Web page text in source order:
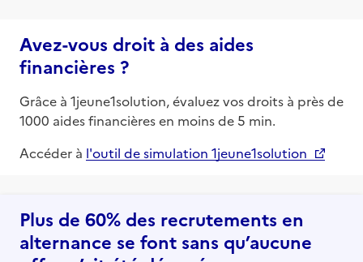
Avez-vous droit à des aides
financières ?
Grâce à 1jeune1solution, évaluez vos droits à près de
1000 aides financières en moins de 5 min.
Accéder à l'outil de simulation 1jeune1solution
Plus de 60% des recrutements en
alternance se font sans qu’aucune